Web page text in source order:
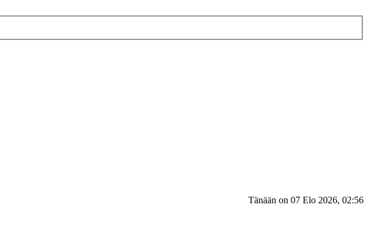
Tänään on 07 Elo 2026, 02:56